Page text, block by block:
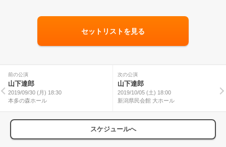
セットリストを見る
前の公演
山下達郎
2019/09/30 (月) 18:30
本多の森ホール
次の公演
山下達郎
2019/10/05 (土) 18:00
新潟県民会館 大ホール
スケジュールへ